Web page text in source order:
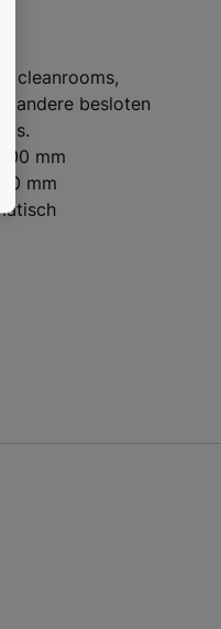
cleanrooms,
andere besloten
mm
mm